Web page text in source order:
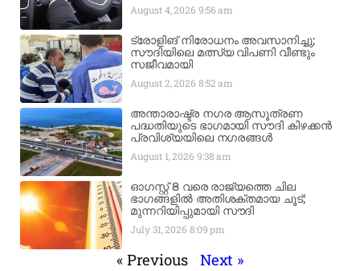
August 4, 2026 9:56 am
ട്രോളിങ് നിരോധനം അവസാനിച്ചു;
സൗദിയിലെ മത്സ്യ വിപണി വീണ്ടും
സജീവമായി
August 2, 2026 8:52 am
അന്താരാഷ്ട്ര നഗര ആസൂത്രണ
പദ്ധതിയുടെ ഭാഗമായി സൗദി കിഴക്കൻ
പ്രവിശ്യയിലെ നഗരങ്ങൾ
August 1, 2026 9:38 am
ഓഗസ്റ്റ് 8 വരെ രാജ്യത്തെ ചില
ഭാഗങ്ങളിൽ അതിശക്തമായ ചൂട്;
മുന്നറിയിപ്പുമായി സൗദി
July 31, 2026 8:09 pm
« Previous Next »